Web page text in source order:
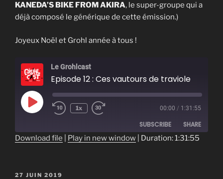
KANEDA’S BIKE FROM AKIRA, le super-groupe qui a
déjà composé le générique de cette émission.)
Joyeux Noël et Grohl année à tous !
Le Grohlcast
Episode 12 : Ces vautours de traviole
Play
Episode
1x 00:00 / 1:31:55
SUBSCRIBE SHARE
LINK
Download file Play in new window Duration: 1:31:55
PUBLIÉ
27 JUIN 2019